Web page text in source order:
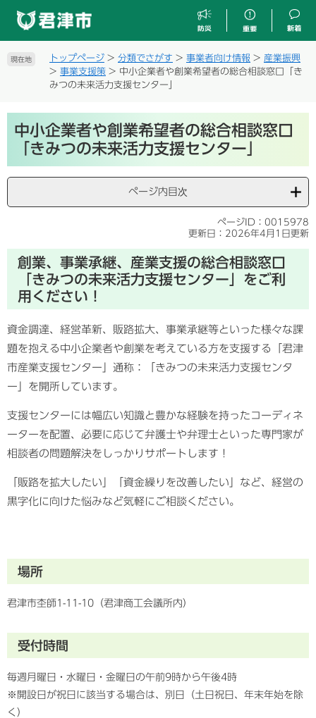
す
し
現在地 トップページ > 分類でさがす > 事業者向け情報 > 産業振興
> 事業支援策 > 中小企業者や創業希望者の総合相談窓口「き
みつの未来活力支援センター」
文中小企業者や創業希望者の総合相談窓口
「きみつの未来活力支援センター」
ページ内目次
ページID：0015978
更新日：2026年4月1日更新
創業、事業承継、産業支援の総合相談窓口
「きみつの未来活力支援センター」をご利
用ください！
資金調達、経営革新、販路拡大、事業承継等といった様々な課
題を抱える中小企業者や創業を考えている方を支援する「君津
市産業支援センター」通称：「きみつの未来活力支援センタ
ー」を開所しています。
支援センターには幅広い知識と豊かな経験を持ったコーディネ
ーターを配置、必要に応じて弁護士や弁理士といった専門家が
相談者の問題解決をしっかりサポートします！
「販路を拡大したい」「資金繰りを改善したい」など、経営の
黒字化に向けた悩みなど気軽にご相談ください。
場所
君津市杢師1-11-10（君津商工会議所内）
受付時間
毎週月曜日・水曜日・金曜日の午前9時から午後4時
※開設日が祝日に該当する場合は、別日（土日祝日、年末年始を除
く）